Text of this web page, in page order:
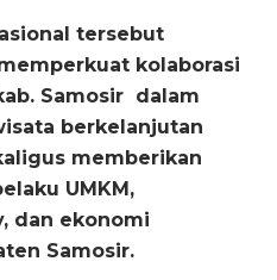
tersebut
kolaborasi
Samosir dalam
berkelanjutan
memberikan
UMKM,
dan ekonomi
Samosir.